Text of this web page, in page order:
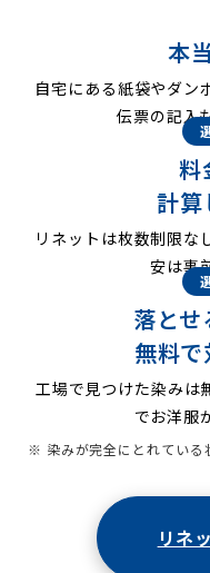
本
自宅にある紙袋やダン
伝票の記入
料
計算
リネットは枚数制限な
安は事
落とせ
無料で
工場で見つけた染みは
でお洋服
※ 染みが完全にとれている
リネ